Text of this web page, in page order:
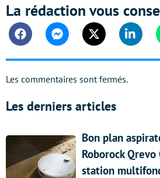
La rédaction vous
FacebookMessengerTwitter
Les commentaires sont fermés.
Les derniers articles
Bon plan
Roborock
station